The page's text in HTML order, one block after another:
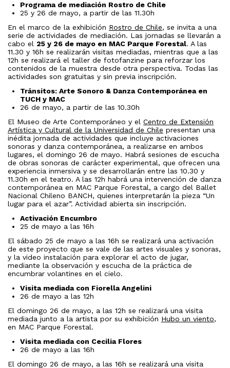
Programa de mediación Rostro de Chile
25 y 26 de mayo, a partir de las 11.30h
En el marco de la exhibición Rostro de Chile, se invita a una
serie de actividades de mediación. Las jornadas se llevarán a
cabo el 25 y 26 de mayo en MAC Parque Forestal. A las
11.30 y 16h se realizarán visitas mediadas, mientras que a las
12h se realizará el taller de fotofanzine para reforzar los
contenidos de la muestra desde otra perspectiva. Todas las
actividades son gratuitas y sin previa inscripción.
Tránsitos: Arte Sonoro & Danza Contemporánea en
TUCH y MAC
26 de mayo, a partir de las 10.30h
El Museo de Arte Contemporáneo y el Centro de Extensión
Artística y Cultural de la Universidad de Chile presentan una
inédita jornada de actividades que incluye activaciones
sonoras y danza contemporánea, a realizarse en ambos
lugares, el domingo 26 de mayo. Habrá sesiones de escucha
de obras sonoras de carácter experimental, que ofrecen una
experiencia inmersiva y se desarrollarán entre las 10.30 y
11.30h en el teatro. A las 12h habrá una intervención de danza
contemporánea en MAC Parque Forestal, a cargo del Ballet
Nacional Chileno BANCH, quienes interpretarán la pieza “Un
lugar para el azar”. Actividad abierta sin inscripción.
Activación Encumbro
25 de mayo a las 16h
El sábado 25 de mayo a las 16h se realizará una activación
de este proyecto que se vale de las artes visuales y sonoras,
y la video instalación para explorar el acto de jugar,
mediante la observación y escucha de la práctica de
encumbrar volantines en el cielo.
Visita mediada con Fiorella Angelini
26 de mayo a las 12h
El domingo 26 de mayo, a las 12h se realizará una visita
mediada junto a la artista por su exhibición Hubo un viento,
en MAC Parque Forestal.
Visita mediada con Cecilia Flores
26 de mayo a las 16h
El domingo 26 de mayo, a las 16h se realizará una visita